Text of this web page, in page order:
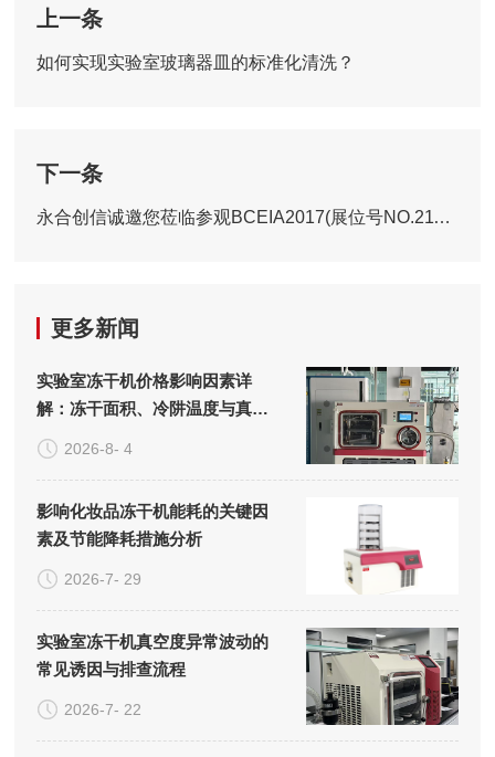
上一条
如何实现实验室玻璃器皿的标准化清洗？
下一条
永合创信诚邀您莅临参观BCEIA2017(展位号NO.21119)
更多新闻
实验室冻干机价格影响因素详
解：冻干面积、冷阱温度与真空
系统的成本构成
2026-8- 4
影响化妆品冻干机能耗的关键因
素及节能降耗措施分析
2026-7- 29
实验室冻干机真空度异常波动的
常见诱因与排查流程
2026-7- 22